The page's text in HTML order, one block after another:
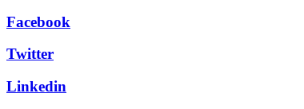
Facebook
Twitter
Linkedin